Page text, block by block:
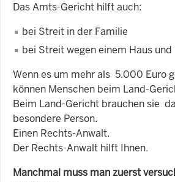
Das Amts-Gericht hilft auch:
bei Streit in der Familie
bei Streit wegen einem Haus und
Wenn es um mehr als 5.000 Euro
können Menschen beim Land-
Beim Land-Gericht brauchen sie
besondere Person.
Einen Rechts-Anwalt.
Der Rechts-Anwalt hilft Ihnen.
Manchmal muss man zuerst